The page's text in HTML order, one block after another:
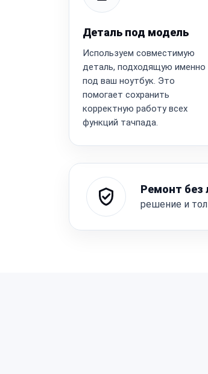
Деталь под модель
Используем совместимую
деталь, подходящую именно
под ваш ноутбук. Это
помогает сохранить
корректную работу всех
функций тачпада.
Ремонт без
решение и